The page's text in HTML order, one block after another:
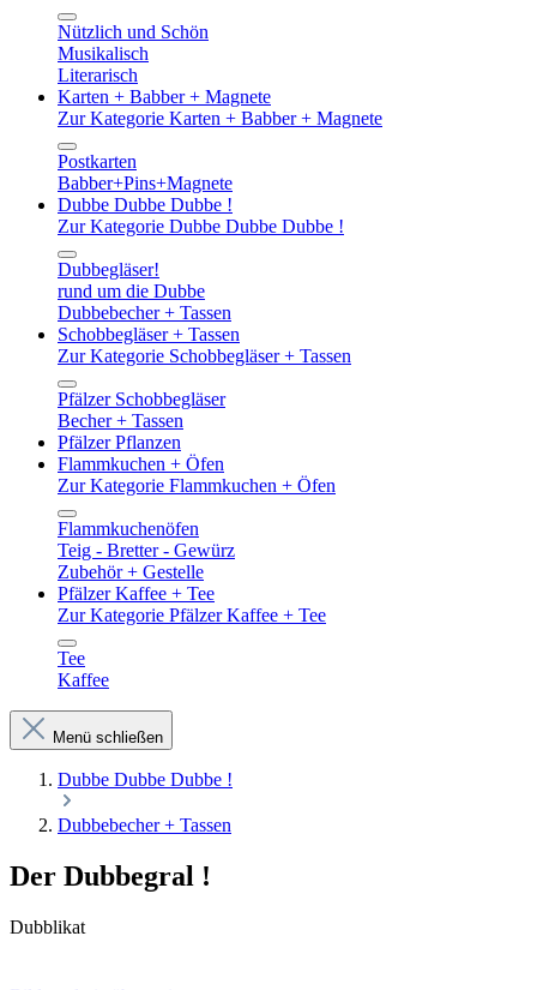
Nützlich und Schön
Musikalisch
Literarisch
Karten + Babber + Magnete
Zur Kategorie Karten + Babber + Magnete
Postkarten
Babber+Pins+Magnete
Dubbe Dubbe Dubbe !
Zur Kategorie Dubbe Dubbe Dubbe !
Dubbegläser!
rund um die Dubbe
Dubbebecher + Tassen
Schobbegläser + Tassen
Zur Kategorie Schobbegläser + Tassen
Pfälzer Schobbegläser
Becher + Tassen
Pfälzer Pflanzen
Flammkuchen + Öfen
Zur Kategorie Flammkuchen + Öfen
Flammkuchenöfen
Teig - Bretter - Gewürz
Zubehör + Gestelle
Pfälzer Kaffee + Tee
Zur Kategorie Pfälzer Kaffee + Tee
Tee
Kaffee
Menü schließen
Dubbe Dubbe Dubbe !
Dubbebecher + Tassen
Der Dubbegral !
Dubblikat